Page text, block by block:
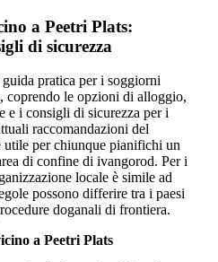
a Peetri Plats:
di sicurezza
pratica per i soggiorni
coprendo le opzioni di alloggio,
e i consigli di sicurezza per i
raccomandazioni del
utile per chiunque pianifichi un
di confine di ivangorod. Per i
locale è simile ad
possono differire tra i paesi
doganali di frontiera.
a Peetri Plats